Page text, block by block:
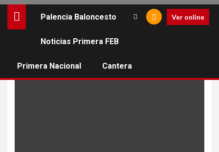
Palencia Baloncesto
Noticias Primera FEB
Primera Nacional Cantera
Ver online